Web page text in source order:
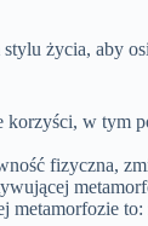
życia, aby
w tym
fizyczna,